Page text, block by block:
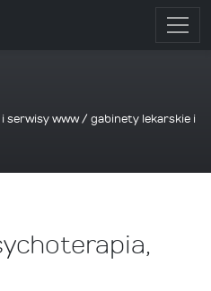
serwisy www/gabinety lekarskie i